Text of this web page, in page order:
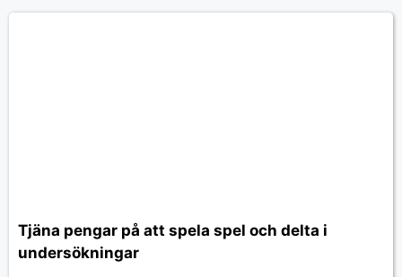
Tjäna pengar på att spela spel och delta i
undersökningar